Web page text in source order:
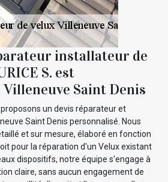
installateur de
S. est
Saint Denis
proposons un devis réparateur et
Saint Denis personnalisé. Nous
et sur mesure, élaboré en fonction
pour la réparation d'un Velux existant
dispositifs, notre équipe s'engage à
claire, sans aucun engagement de